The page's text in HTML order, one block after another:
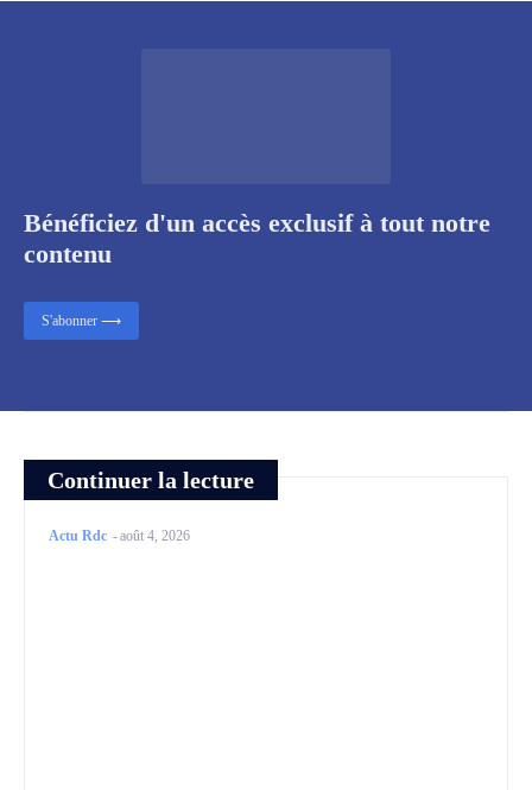
Continuer la lecture
Actu Rdc -août 4, 2026
Bénéficiez d'un accès exclusif à tout notre
contenu
S'abonner ⟶